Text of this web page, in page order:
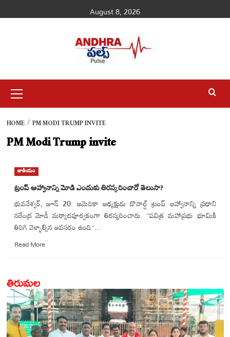
to
August 8, 2026
Menu
HOME PM MODI TRUMP INVITE
PM Modi Trump invite
జాతీయం
ట్రంప్ ఆహ్వానాన్ని మోడి ఎందుకు తిరస్కరించారో తెలుసా?
భువనేశ్వర్, జూన్ 20: అమెరికా అధ్యక్షుడు డొనాల్డ్ ట్రంప్ ఆహ్వానాన్ని ప్రధాని
నరేంద్ర మోడీ మర్యాదపూర్వకంగా తిరస్కరించారు. ‘‘పవిత్ర మహాప్రభు భూమికి
తిరిగి వెళ్ళాల్సిన అవసరం ఉంది’’...
Read MoreRead
మోడి
ఎందుకు
తిరస్కరించారో
తెలుసా?
తిరుమల